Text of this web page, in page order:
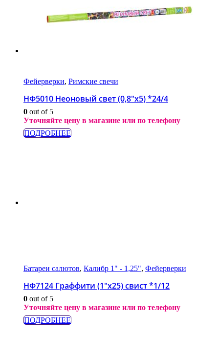
Фейерверки, Римские свечи
НФ5010 Неоновый свет (0,8″x5) *24/4
0 out of 5
Уточняйте цену в магазине или по телефону
ПОДРОБНЕЕ
Батареи салютов, Калибр 1" - 1,25", Фейерверки
НФ7124 Граффити (1″x25) свист *1/12
0 out of 5
Уточняйте цену в магазине или по телефону
ПОДРОБНЕЕ